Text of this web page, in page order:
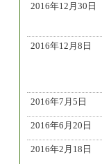
2016年12月30日
2016年12月8日
2016年7月5日
2016年6月20日
2016年2月18日